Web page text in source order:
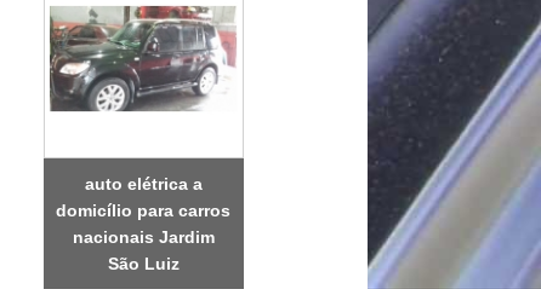
auto elétrica a
domicílio para carros
nacionais Jardim
São Luiz